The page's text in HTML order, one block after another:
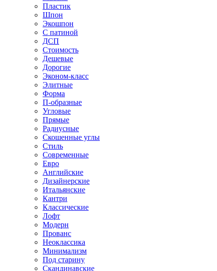
Пластик
Шпон
Экошпон
С патиной
ДСП
Стоимость
Дешевые
Дорогие
Эконом-класс
Элитные
Форма
П-образные
Угловые
Прямые
Радиусные
Скошенные углы
Стиль
Современные
Евро
Английские
Дизайнерские
Итальянские
Кантри
Классические
Лофт
Модерн
Прованс
Неоклассика
Минимализм
Под старину
Скандинавские